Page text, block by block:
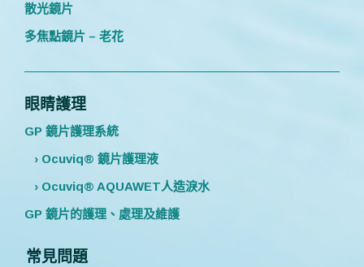
散光鏡片
多焦點鏡片 – 老花
眼睛護理
GP 鏡片護理系統
› Ocuviq® 鏡片護理液
› Ocuviq® AQUAWET人造淚水
GP 鏡片的護理、處理及維護
常見問題